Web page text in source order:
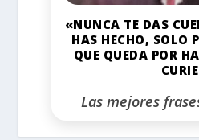
«NUNCA TE DAS
HAS HECHO, SOLO
QUE QUEDA POR
CURIE
Las mejores